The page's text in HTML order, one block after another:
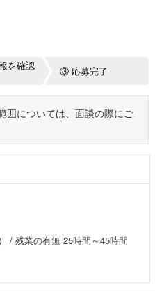
を確認
③ 応募完了
囲については、面談の際にご
/ 残業の有無 25時間～45時間